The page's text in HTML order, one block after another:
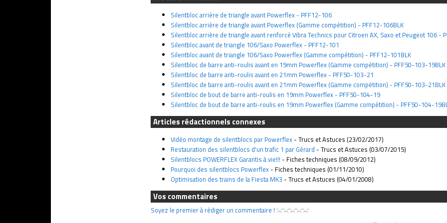
Silentbloc arrière de triangle avant Powerflex - PFF12-106
Silentbloc arrière de triangle avant Powerflex (Gamme compétition) - PFF12-106BLK
Silentbloc arrière de triangle avant renforcé Vibra Technics pour Citroen AX, Saxo et Peugeot 106 -
Silentbloc avant de triangle 106/Saxo Powerflex - PFF12-101
Silentbloc avant de triangle 106/Saxo Powerflex (Gamme compétition) - PFF12-101BLK
Silentbloc de barre anti-roulis avant en 19mm Powerflex (Gamme compétition) - PFF50-103-19BLK
Silentbloc de barre anti-roulis avant en 21mm Powerflex - PFF50-103-21
Silentbloc de barre anti-roulis avant en 21mm Powerflex (Gamme compétition) - PFF50-103-21BLK
Silentbloc de bout de barre anti-roulis en 19mm Powerflex - PFF50-104-19
Silentbloc de bout de barre anti-roulis en 19mm Powerflex (Gamme compétition) - PFF50-104-
Articles rédactionnels connexes
Vidéo montage de silentblocs par Powerflex- Trucs et Astuces (23/02/2017)
Restauration des silentblocs d'un trafic 1 par Gérard - Trucs et Astuces (03/07/2015)
Silentblocs POWERFLEX Garantis à vie!!! - Fiches techniques (08/09/2012)
Pourquoi des silentblocs Powerflex- Fiches techniques (01/11/2010)
Optimisation des trains de la Fiesta MK3 - Trucs et Astuces (04/01/2008)
Vos commentaires
Soyez le premier à rédiger un commentaire !